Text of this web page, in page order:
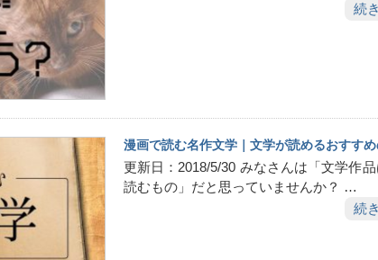
続
漫画で読む名作文学｜文学が読めるおすす
更新日：2018/5/30 みなさんは「文学作
読むもの」だと思っていませんか？ …
続